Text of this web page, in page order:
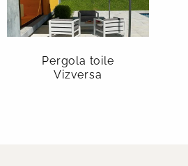
Pergola toile
Vizversa